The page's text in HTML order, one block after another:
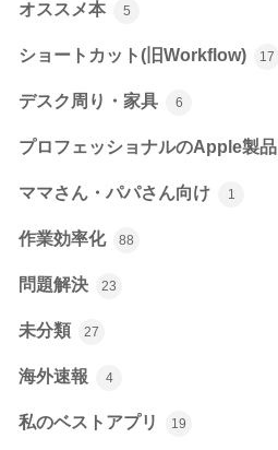
オススメ本 5
ショートカット(旧Workflow) 17
デスク周り・家具 6
プロフェッショナルのApple製品
ママさん・パパさん向け 1
作業効率化 88
問題解決 23
未分類 27
海外速報 4
私のベストアプリ 19